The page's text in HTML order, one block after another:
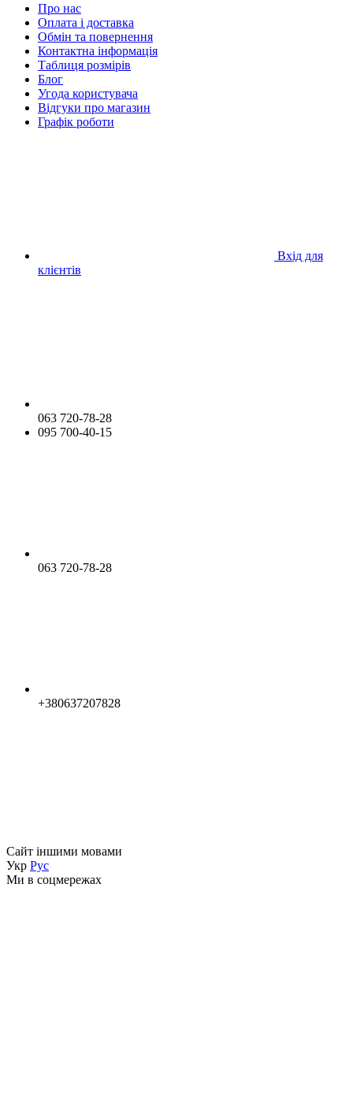
Про нас
Оплата і доставка
Обмін та повернення
Контактна інформація
Таблиця розмірів
Блог
Угода користувача
Відгуки про магазин
Графік роботи
Вхід для
клієнтів
063 720-78-28
095 700-40-15
063 720-78-28
+380637207828
Сайт іншими мовами
Укр Рус
Ми в соцмережах